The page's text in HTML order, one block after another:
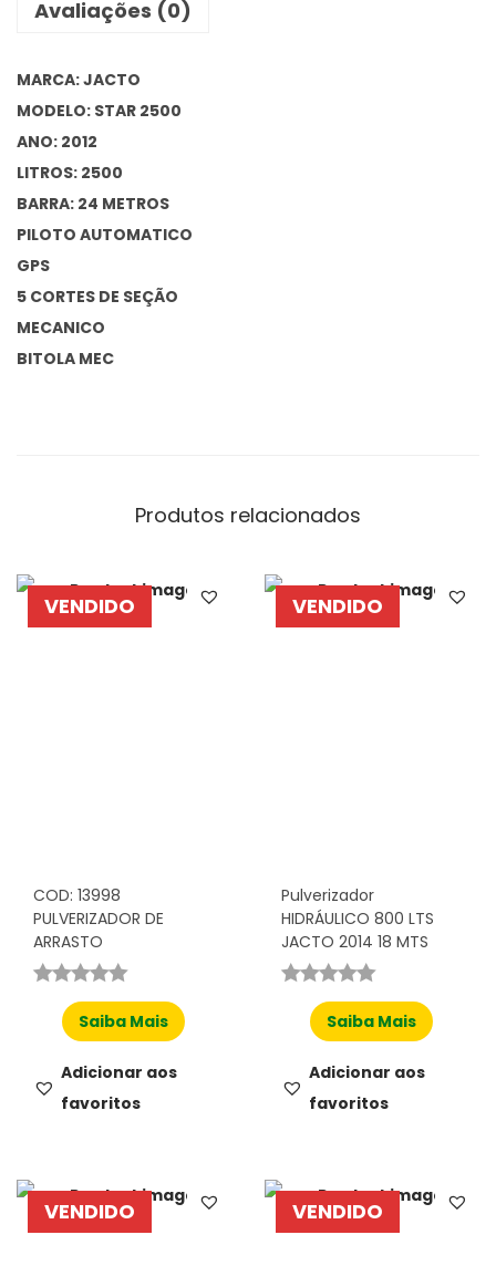
Avaliações (0)
MARCA: JACTO
MODELO: STAR 2500
ANO: 2012
LITROS: 2500
BARRA: 24 METROS
PILOTO AUTOMATICO
GPS
5 CORTES DE SEÇÃO
MECANICO
BITOLA MEC
Produtos relacionados
VENDIDO
COD: 13998
PULVERIZADOR DE
ARRASTO
Saiba Mais
Adicionar aos
favoritos
VENDIDO
Pulverizador
HIDRÁULICO 800 LTS
JACTO 2014 18 MTS
Saiba Mais
Adicionar aos
favoritos
VENDIDO VENDIDO